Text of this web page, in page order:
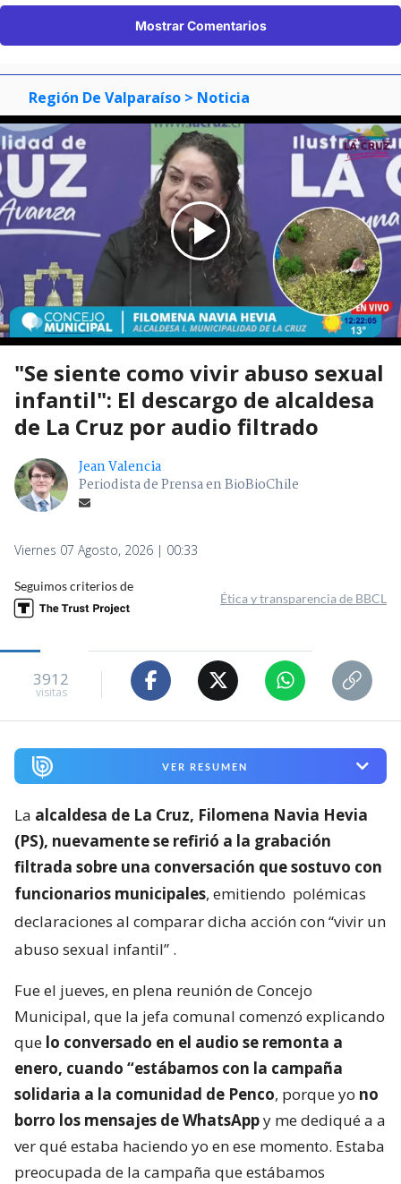
Mostrar Comentarios
Región De Valparaíso > Noticia
"Se siente como vivir abuso sexual
infantil": El descargo de alcaldesa
de La Cruz por audio filtrado
Jean Valencia
Periodista de Prensa en BioBioChile
Viernes 07 Agosto, 2026 | 00:33
Seguimos criterios de
Ética y transparencia de BBCL
3912
visitas
VER RESUMEN
La alcaldesa de La Cruz, Filomena Navia Hevia
(PS), nuevamente se refirió a la grabación
filtrada sobre una conversación que sostuvo con
funcionarios municipales, emitiendo polémicas
declaraciones al comparar dicha acción con “vivir un
abuso sexual infantil” .
Fue el jueves, en plena reunión de Concejo
Municipal, que la jefa comunal comenzó explicando
que lo conversado en el audio se remonta a
enero, cuando “estábamos con la campaña
solidaria a la comunidad de Penco, porque yo no
borro los mensajes de WhatsAppy me dediqué a a
ver qué estaba haciendo yo en ese momento. Estaba
preocupada de la campaña que estábamos